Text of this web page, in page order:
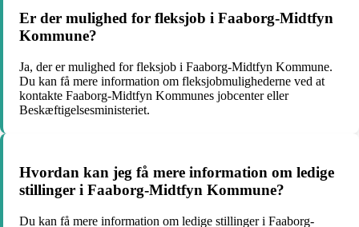
Er der mulighed for fleksjob i Faaborg-Midtfyn
Kommune?
Ja, der er mulighed for fleksjob i Faaborg-Midtfyn Kommune.
Du kan få mere information om fleksjobmulighederne ved at
kontakte Faaborg-Midtfyn Kommunes jobcenter eller
Beskæftigelsesministeriet.
Hvordan kan jeg få mere information om ledige
stillinger i Faaborg-Midtfyn Kommune?
Du kan få mere information om ledige stillinger i Faaborg-